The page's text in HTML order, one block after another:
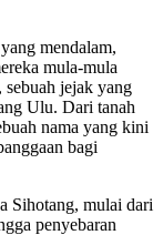
mendalam,
mula-mula
sebuah jejak yang
Ulu. Dari tanah
nama yang kini
bagi
Sihotang, mulai dari
penyebaran